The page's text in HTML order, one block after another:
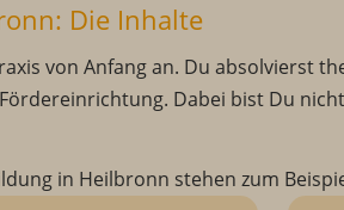
Die Inhalte
von Anfang an. Du absolvierst
Dabei bist Du
in Heilbronn stehen zum